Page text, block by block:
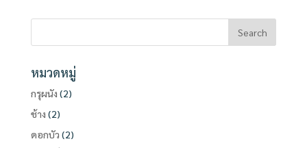
หมวดหมู่
กรุผนัง (2)
ช้าง (2)
ดอกบัว (2)